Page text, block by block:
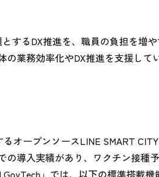
するDX推進を、職員の負担を増
業務効率化やDX推進を支援して
オープンソースLINE SMART
導入実績があり、ワクチン接種